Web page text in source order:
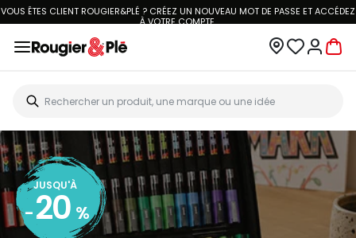
VOUS ÊTES CLIENT ROUGIER&PLÉ ? CRÉEZ UN NOUVEAU MOT DE PASSE ET ACCÉDEZ
ÀVOTRE COMPTE.
JUSQU'À
- 20 %